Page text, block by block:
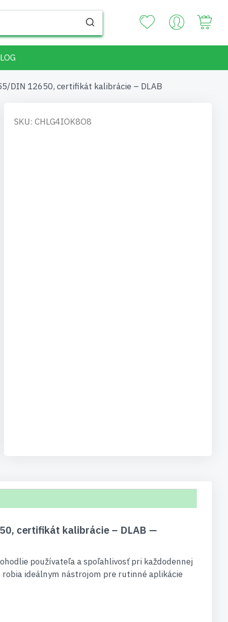
DIN 12650, certifikát kalibrácie – DLAB
SKU: CHLG4IOK8O8
certifikát kalibrácie – DLAB —
používateľa a spoľahlivosť pri každodennej
ideálnym nástrojom pre rutinné aplikácie